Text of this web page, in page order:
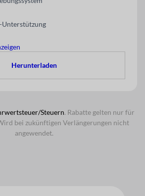
Herunterladen
Steuern. Rabatte gelten nur für
bei zukünftigen Verlängerungen nicht
angewendet.